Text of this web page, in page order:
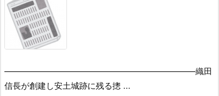
———————————————————————織田
信長が創建し安土城跡に残る摠 ...